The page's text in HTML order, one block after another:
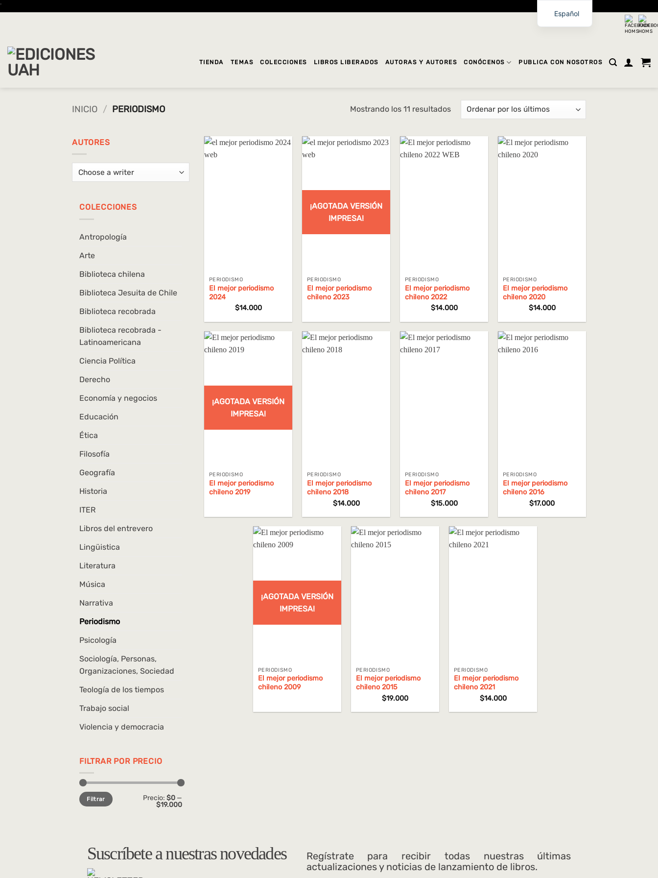
'Saltar
TIENDA TEMAS COLECCIONES LIBROS LIBERADOS AUTORAS Y AUTORES CONÓCENOS PUBLICA CON NOSOTROS
INICIO / PERIODISMO Mostrando los 11 resultadosOrdenado
por
últimos
AUTORES
COLECCIONES
Antropología
Arte
Biblioteca chilena
Biblioteca Jesuita de Chile
Biblioteca recobrada
Biblioteca recobrada -
Latinoamericana
Ciencia Política
Derecho
Economía y negocios
Educación
Ética
Filosofía
Geografía
Historia
ITER
Libros del entrevero
Lingüistica
Literatura
Música
Narrativa
Periodismo
Psicología
Sociología, Personas,
Organizaciones, Sociedad
Teología de los tiempos
Trabajo social
Violencia y democracia
FILTRAR POR PRECIO
Precio
mínimo
Precio
máximo
Filtrar Precio: $0 —
$19.000
PERIODISMO
El mejor periodismo
2024
$14.000
¡AGOTADA VERSIÓN
IMPRESA!
PERIODISMO
El mejor periodismo
chileno 2023
PERIODISMO
El mejor periodismo
chileno 2022
$14.000
PERIODISMO
El mejor periodismo
chileno 2020
$14.000
¡AGOTADA VERSIÓN
IMPRESA!
PERIODISMO
El mejor periodismo
chileno 2019
PERIODISMO
El mejor periodismo
chileno 2018
$14.000
PERIODISMO
El mejor periodismo
chileno 2017
$15.000
PERIODISMO
El mejor periodismo
chileno 2016
$17.000
¡AGOTADA VERSIÓN
IMPRESA!
PERIODISMO
El mejor periodismo
chileno 2009
PERIODISMO
El mejor periodismo
chileno 2015
$19.000
PERIODISMO
El mejor periodismo
chileno 2021
$14.000
Suscríbete a nuestras novedades
Regístrate para recibir todas nuestras últimas
actualizaciones y noticias de lanzamiento de libros.
Español